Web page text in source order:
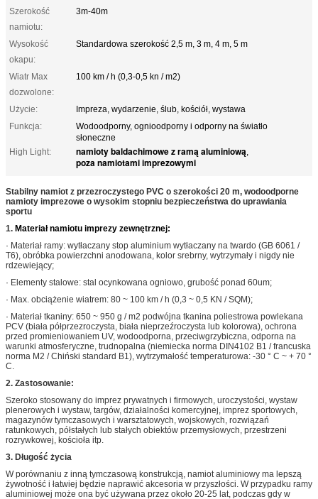
Szerokość
namiotu:
3m-40m
Wysokość
okapu:
Standardowa szerokość 2,5 m, 3 m, 4 m, 5 m
Wiatr Max
dozwolone:
100 km / h (0,3-0,5 kn / m2)
Użycie:
Impreza, wydarzenie, ślub, kościół, wystawa
Funkcja:
Wodoodporny, ognioodporny i odporny na światło
słoneczne
High Light:
namioty baldachimowe z ramą aluminiową,
poza namiotami imprezowymi
Stabilny namiot z przezroczystego PVC o szerokości 20 m, wodoodporne
namioty imprezowe o wysokim stopniu bezpieczeństwa do uprawiania
sportu
1. Materiał namiotu imprezy zewnętrznej:
· Materiał ramy: wytłaczany stop aluminium wytłaczany na twardo (GB 6061 /
T6), obróbka powierzchni anodowana, kolor srebrny, wytrzymały i nigdy nie
rdzewiejący;
· Elementy stalowe: stal ocynkowana ogniowo, grubość ponad 60um;
· Max. obciążenie wiatrem: 80 ~ 100 km / h (0,3 ~ 0,5 KN / SQM);
· Materiał tkaniny: 650 ~ 950 g / m2 podwójna tkanina poliestrowa powlekana
PCV (biała półprzezroczysta, biała nieprzeźroczysta lub kolorowa), ochrona
przed promieniowaniem UV, wodoodporna, przeciwgrzybiczna, odporna na
warunki atmosferyczne, trudnopalna (niemiecka norma DIN4102 B1 / francuska
norma M2 / Chiński standard B1), wytrzymałość temperaturowa: -30 ° C ~ + 70 °
C.
2. Zastosowanie:
Szeroko stosowany do imprez prywatnych i firmowych, uroczystości, wystaw
plenerowych i wystaw, targów, działalności komercyjnej, imprez sportowych,
magazynów tymczasowych i warsztatowych, wojskowych, rozwiązań
ratunkowych, półstałych lub stałych obiektów przemysłowych, przestrzeni
rozrywkowej, kościoła itp.
3. Długość życia
W porównaniu z inną tymczasową konstrukcją, namiot aluminiowy ma lepszą
żywotność i łatwiej będzie naprawić akcesoria w przyszłości. W przypadku ramy
aluminiowej może ona być używana przez około 20-25 lat, podczas gdy w